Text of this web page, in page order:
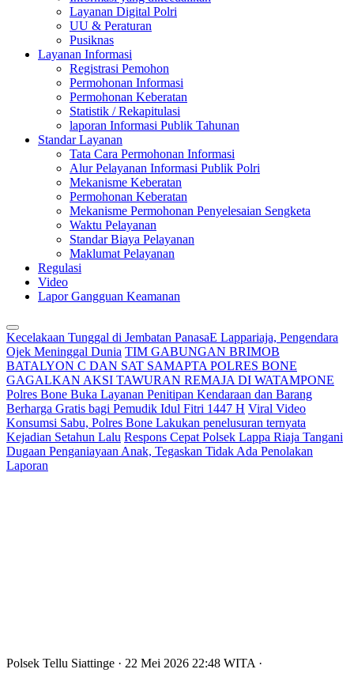
Layanan Digital Polri
UU & Peraturan
Pusiknas
Layanan Informasi
Registrasi Pemohon
Permohonan Informasi
Permohonan Keberatan
Statistik / Rekapitulasi
laporan Informasi Publik Tahunan
Standar Layanan
Tata Cara Permohonan Informasi
Alur Pelayanan Informasi Publik Polri
Mekanisme Keberatan
Permohonan Keberatan
Mekanisme Permohonan Penyelesaian Sengketa
Waktu Pelayanan
Standar Biaya Pelayanan
Maklumat Pelayanan
Regulasi
Video
Lapor Gangguan Keamanan
Kecelakaan Tunggal di Jembatan PanasaE Lappariaja, Pengendara
Ojek Meninggal Dunia TIM GABUNGAN BRIMOB
BATALYON C DAN SAT SAMAPTA POLRES BONE
GAGALKAN AKSI TAWURAN REMAJA DI WATAMPONE
Polres Bone Buka Layanan Penitipan Kendaraan dan Barang
Berharga Gratis bagi Pemudik Idul Fitri 1447 H Viral Video
Konsumsi Sabu, Polres Bone Lakukan penelusuran ternyata
Kejadian Setahun Lalu Respons Cepat Polsek Lappa Riaja Tangani
Dugaan Penganiayaan Anak, Tegaskan Tidak Ada Penolakan
Laporan
Polsek Tellu Siattinge · 22 Mei 2026 22:48 WITA ·